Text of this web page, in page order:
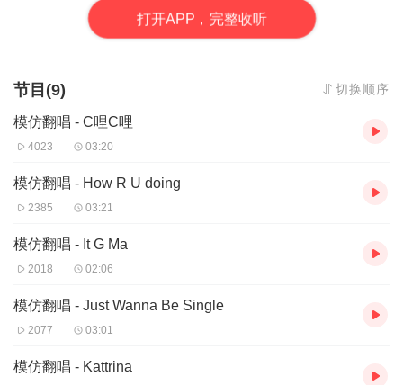
打开APP，完整收听
节目(9) 切换顺序
模仿翻唱 - C哩C哩
4023 03:20
模仿翻唱 - How R U doing
2385 03:21
模仿翻唱 - It G Ma
2018 02:06
模仿翻唱 - Just Wanna Be Single
2077 03:01
模仿翻唱 - Kattrina